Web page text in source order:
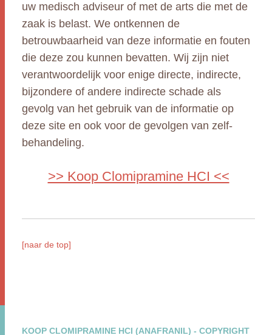
uw medisch adviseur of met de arts die met de
zaak is belast. We ontkennen de
betrouwbaarheid van deze informatie en fouten
die deze zou kunnen bevatten. Wij zijn niet
verantwoordelijk voor enige directe, indirecte,
bijzondere of andere indirecte schade als
gevolg van het gebruik van de informatie op
deze site en ook voor de gevolgen van zelf-
behandeling.
>> Koop Clomipramine HCI <<
[naar de top]
KOOP CLOMIPRAMINE HCI (ANAFRANIL) - COPYRIGHT